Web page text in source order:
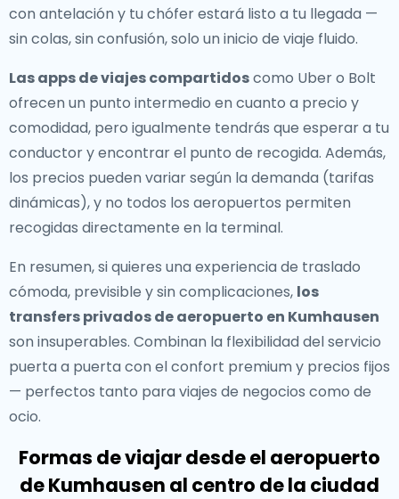
con antelación y tu chófer estará listo a tu llegada —
sin colas, sin confusión, solo un inicio de viaje fluido.
Las apps de viajes compartidoscomo Uber o Bolt
ofrecen un punto intermedio en cuanto a precio y
comodidad, pero igualmente tendrás que esperar a tu
conductor y encontrar el punto de recogida. Además,
los precios pueden variar según la demanda (tarifas
dinámicas), y no todos los aeropuertos permiten
recogidas directamente en la terminal.
En resumen, si quieres una experiencia de traslado
cómoda, previsible y sin complicaciones, los
transfers privados de aeropuerto en Kumhausen
son insuperables. Combinan la flexibilidad del servicio
puerta a puerta con el confort premium y precios fijos
— perfectos tanto para viajes de negocios como de
ocio.
Formas de viajar desde el aeropuerto
de Kumhausen al centro de la ciudad